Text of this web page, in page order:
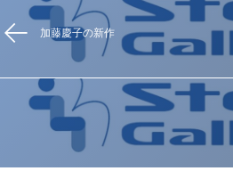
加藤慶子の新作